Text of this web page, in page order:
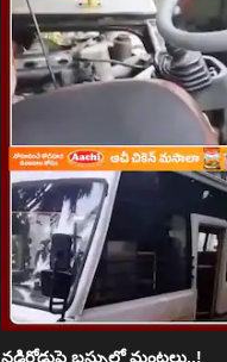
నడిరోడ్డుపై బస్సులో మంటలు..!